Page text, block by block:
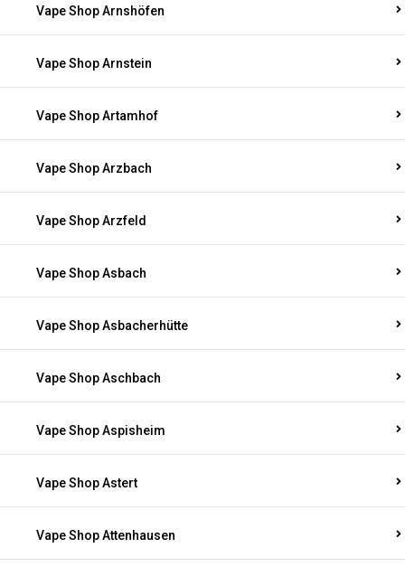
Vape Shop Arnshöfen
Vape Shop Arnstein
Vape Shop Artamhof
Vape Shop Arzbach
Vape Shop Arzfeld
Vape Shop Asbach
Vape Shop Asbacherhütte
Vape Shop Aschbach
Vape Shop Aspisheim
Vape Shop Astert
Vape Shop Attenhausen